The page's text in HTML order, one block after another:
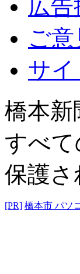
広告
ご
サ
橋本新
すべ
保護さ
[PR] 橋本市 パソ